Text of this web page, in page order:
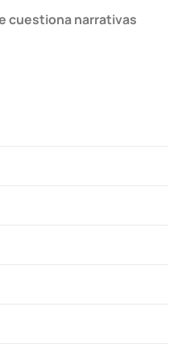
cuestiona narrativas